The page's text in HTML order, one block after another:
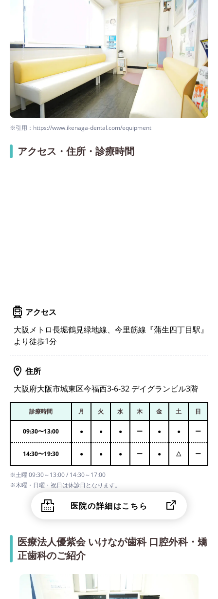
※引用：https://www.ikenaga-dental.com/equipment
アクセス・住所・診療時間
アクセス
大阪メトロ長堀鶴見緑地線、今里筋線『蒲生四丁目駅』
より徒歩1分
住所
大阪府大阪市城東区今福西3-6-32 デイグランビル3階
診療時間 月 火 水 木 金 土 日
09:30〜13:00 ● ● ● ー ● ● ー
14:30〜19:30 ● ● ● ー ● △ ー
※土曜 09:30～13:00 / 14:30～17:00
※木曜・日曜・祝日は休診日となります。
医院の詳細はこちら
医療法人優紫会 いけなが歯科 口腔外科・矯
正歯科のご紹介